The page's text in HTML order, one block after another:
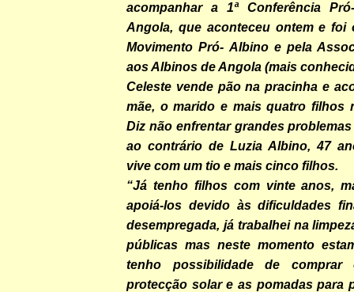
acompanhar a 1ª Conferência
Angola, que aconteceu ontem e foi
Movimento Pró- Albino e pela
aos Albinos de Angola (mais
Celeste vende pão na pracinha e
mãe, o marido e mais quatro filhos
Diz não enfrentar grandes
ao contrário de Luzia Albino, 47
vive com um tio e mais cinco filhos.
“Já tenho filhos com vinte anos,
apoiá-los devido às dificuldades
desempregada, já trabalhei na
públicas mas neste momento
tenho possibilidade de
protecção solar e as pomadas para